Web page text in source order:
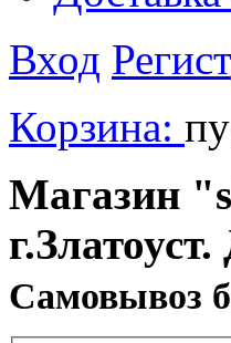
Вход
Корзина:
Магазин
Cамовывоз